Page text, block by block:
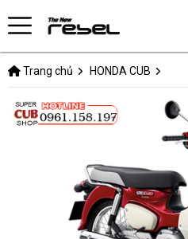
Trang chủ HONDA CUB